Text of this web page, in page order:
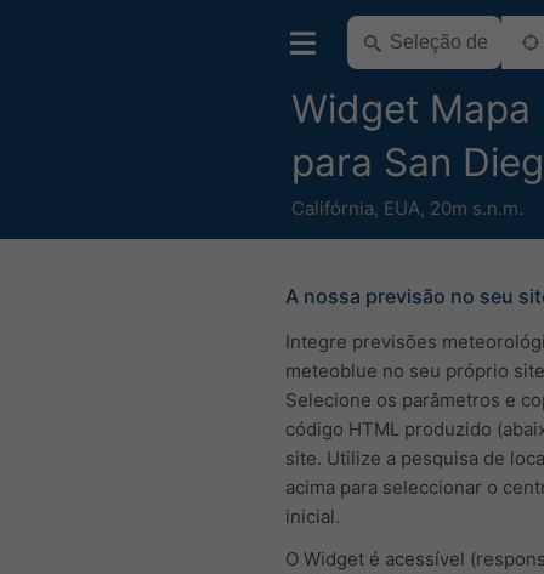
Widget Mapa
para San
Califórnia, EUA, 20m s.n.m.
A nossa previsão no seu
Integre previsões
meteoblue no seu próprio
Selecione os parâmetros e
código HTML produzido
site. Utilize a pesquisa de
acima para seleccionar o
inicial.
O Widget é acessível